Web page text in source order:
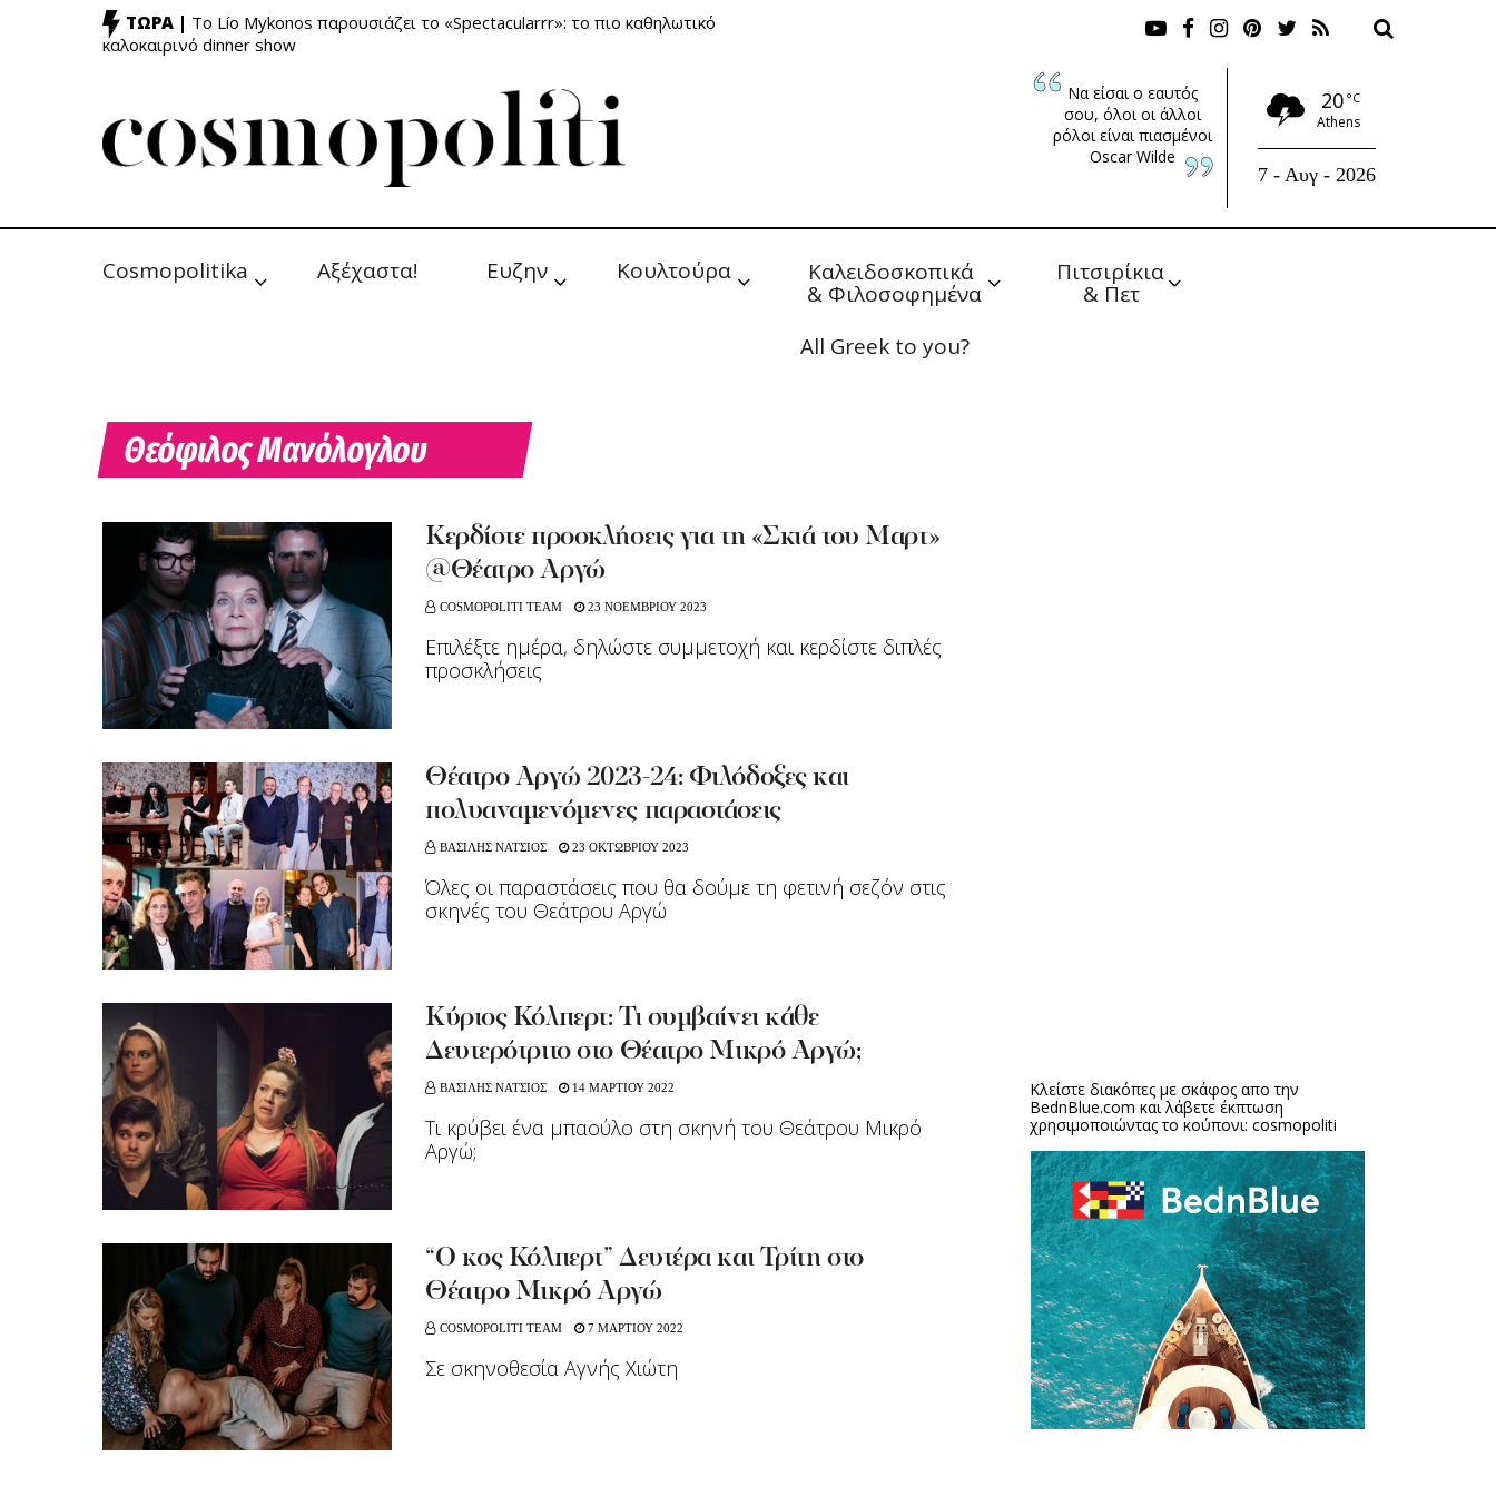
ΤΩΡΑ | Το Lío Mykonos παρουσιάζει το «Spectacularrr»: το πιο καθηλωτικό
καλοκαιρινό dinner show
Να είσαι ο εαυτός
σου, όλοι οι άλλοι
ρόλοι είναι πιασμένοι
Oscar Wilde
20 °C
Athens
7 - Αυγ - 2026
Cosmopolitika Αξέχαστα! Ευζην Κουλτούρα Καλειδοσκοπικά
& Φιλοσοφημένα
Πιτσιρίκια
& Πετ
All Greek to you?
Θεόφιλος Μανόλογλου
Κερδίστε προσκλήσεις για τη «Σκιά του Μαρτ»
@Θέατρο Αργώ
COSMOPOLITI TEAM 23 ΝΟΕΜΒΡΙΟΥ 2023
Επιλέξτε ημέρα, δηλώστε συμμετοχή και κερδίστε διπλές
προσκλήσεις
Θέατρο Αργώ 2023-24: Φιλόδοξες και
πολυαναμενόμενες παραστάσεις
ΒΑΣΙΛΗΣ ΝΑΤΣΙΟΣ 23 ΟΚΤΩΒΡΙΟΥ 2023
Όλες οι παραστάσεις που θα δούμε τη φετινή σεζόν στις
σκηνές του Θεάτρου Αργώ
Kύριος Κόλπερτ: Τι συμβαίνει κάθε
Δευτερότριτο στο Θέατρο Μικρό Αργώ;
ΒΑΣΙΛΗΣ ΝΑΤΣΙΟΣ 14 ΜΑΡΤΙΟΥ 2022
Τι κρύβει ένα μπαούλο στη σκηνή του Θεάτρου Μικρό
Αργώ;
“Ο κος Κόλπερτ” Δευτέρα και Τρίτη στο
Θέατρο Μικρό Αργώ
COSMOPOLITI TEAM 7 ΜΑΡΤΙΟΥ 2022
Σε σκηνοθεσία Αγνής Χιώτη
Κλείστε διακόπες με σκάφος απο την
BednBlue.com και λάβετε έκπτωση
χρησιμοποιώντας το κούπονι: cosmopoliti